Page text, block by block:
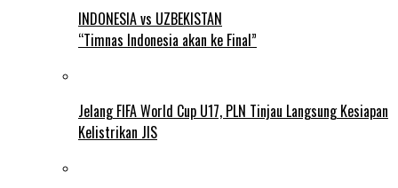
INDONESIA vs UZBEKISTAN
“Timnas Indonesia akan ke Final”
Jelang FIFA World Cup U17, PLN Tinjau Langsung Kesiapan
Kelistrikan JIS